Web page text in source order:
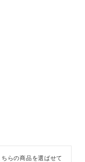
らの商品を選ばせて